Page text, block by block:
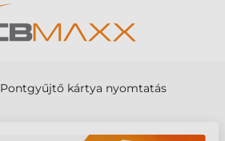
Pontgyűjtő kártya nyomtatás